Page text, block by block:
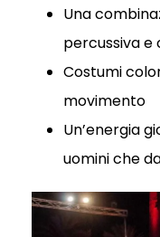
Una
percussiva e
Costumi
movimento
Un’energia
uomini che